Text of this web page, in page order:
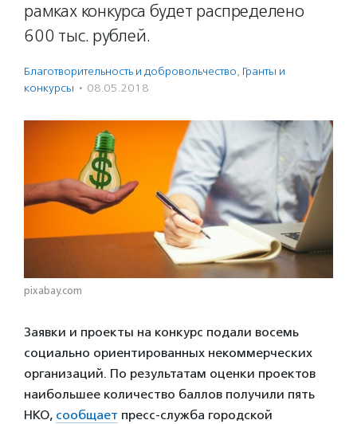
рамках конкурса будет распределено
600 тыс. рублей.
Благотвори­тель­ность и доброволь­чест­во, Гранты и
конкурсы · 08.05.2018
pixabay.com
Заявки и проекты на конкурс подали восемь
социально ориентированных некоммерческих
организаций. По результатам оценки проектов
наибольшее количество баллов получили пять
НКО, сообщает пресс-служба городской